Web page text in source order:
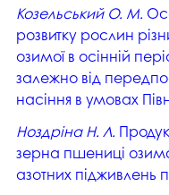
Козельський О. М.
розвитку рослин
озимої в осінній
залежно від
насіння в умовах
Ноздріна Н. Л.
зерна пшениці
азотних підживлень